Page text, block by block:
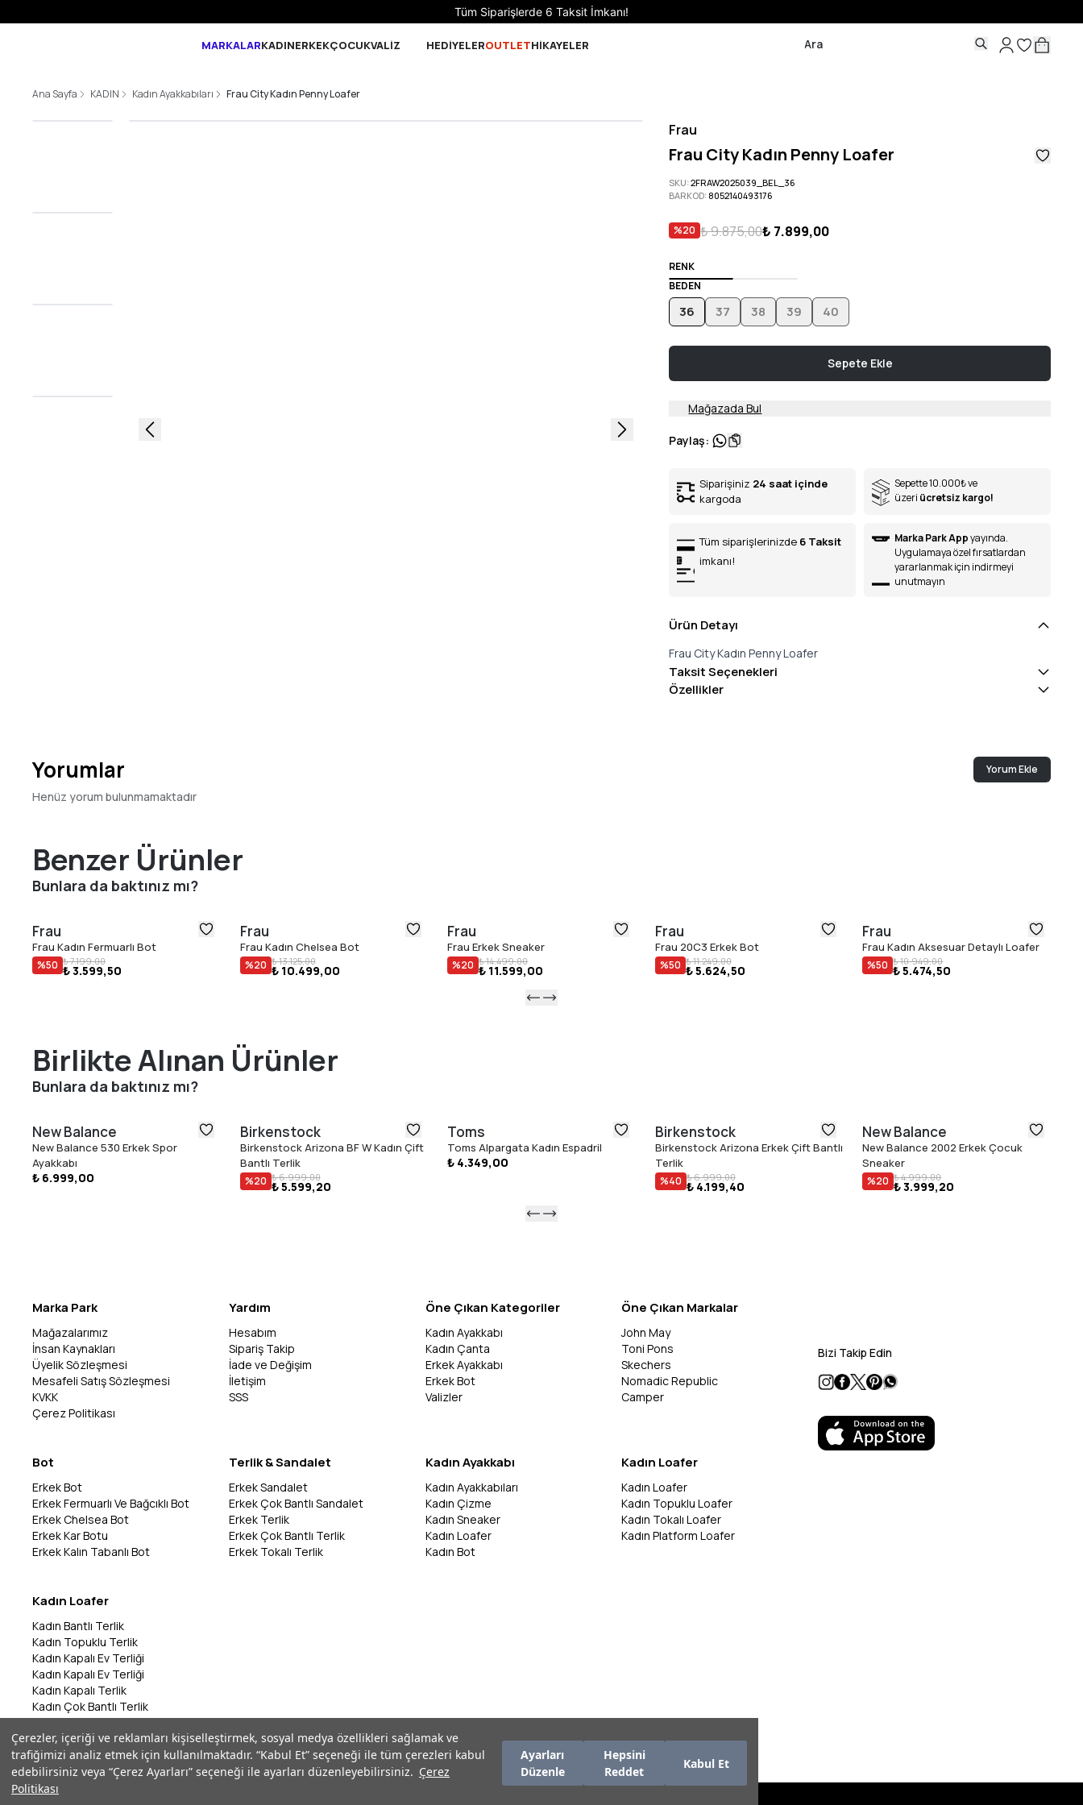
Çerezler, içeriği ve reklamları kişiselleştirmek, sosyal medya özellikleri sağlamak ve
trafiğimizi analiz etmek için kullanılmaktadır. “Kabul Et” seçeneği ile tüm çerezleri kabul
edebilirsiniz veya “Çerez Ayarları” seçeneği ile ayarları düzenleyebilirsiniz. Çerez
Politikası
Ayarları
Düzenle
Hepsini
Reddet
Kabul Et
Tüm Siparişlerde 6 Taksit İmkanı!
MARKALARKADINERKEKÇOCUKVALİZ HEDİYELEROUTLETHİKAYELER
Ana Sayfa KADIN Kadın Ayakkabıları Frau City Kadın Penny Loafer
Frau
Frau City Kadın Penny Loafer
SKU:2FRAW2025039_BEL_36
BARKOD: 8052140493176
%20 ₺ 9.875,00₺ 7.899,00
RENK
BEDEN
36 37 38 39 40
Sepete Ekle
Mağazada Bul
Paylaş:
Siparişiniz 24 saat içinde
kargoda
Sepette 10.000₺ve
üzeri ücretsiz kargo!
Tüm siparişlerinizde 6 Taksit
imkanı!
Marka Park Appyayında.
Uygulamaya özel fırsatlardan
yararlanmak için indirmeyi
unutmayın
Ürün Detayı
Frau City Kadın Penny Loafer
Taksit Seçenekleri
Özellikler
Yorumlar Yorum Ekle
Henüz yorum bulunmamaktadır
Benzer Ürünler
Bunlara da baktınız mı?
Frau
Frau Kadın Fermuarlı Bot
%50 ₺ 7.199,00
₺ 3.599,50
Frau
Frau Kadın Chelsea Bot
%20 ₺ 13.125,00
₺ 10.499,00
Frau
Frau Erkek Sneaker
%20 ₺ 14.499,00
₺ 11.599,00
Frau
Frau 20C3 Erkek Bot
%50 ₺ 11.249,00
₺ 5.624,50
Frau
Frau Kadın Aksesuar Detaylı Loafer
%50 ₺ 10.949,00
₺ 5.474,50
Birlikte Alınan Ürünler
Bunlara da baktınız mı?
New Balance
New Balance 530 Erkek Spor
Ayakkabı
₺ 6.999,00
Birkenstock
Birkenstock Arizona BF W Kadın Çift
Bantlı Terlik
%20 ₺ 6.999,00
₺ 5.599,20
Toms
Toms Alpargata Kadın Espadril
₺ 4.349,00
Birkenstock
Birkenstock Arizona Erkek Çift Bantlı
Terlik
%40 ₺ 6.999,00
₺ 4.199,40
New Balance
New Balance 2002 Erkek Çocuk
Sneaker
%20 ₺ 4.999,00
₺ 3.999,20
Marka Park
Mağazalarımız
İnsan Kaynakları
Üyelik Sözleşmesi
Mesafeli Satış Sözleşmesi
KVKK
Çerez Politikası
Yardım
Hesabım
Sipariş Takip
İade ve Değişim
İletişim
SSS
Öne Çıkan Kategoriler
Kadın Ayakkabı
Kadın Çanta
Erkek Ayakkabı
Erkek Bot
Valizler
Öne Çıkan Markalar
John May
Toni Pons
Skechers
Nomadic Republic
Camper
Bot
Erkek Bot
Erkek Fermuarlı Ve Bağcıklı Bot
Erkek Chelsea Bot
Erkek Kar Botu
Erkek Kalın Tabanlı Bot
Terlik & Sandalet
Erkek Sandalet
Erkek Çok Bantlı Sandalet
Erkek Terlik
Erkek Çok Bantlı Terlik
Erkek Tokalı Terlik
Kadın Ayakkabı
Kadın Ayakkabıları
Kadın Çizme
Kadın Sneaker
Kadın Loafer
Kadın Bot
Kadın Loafer
Kadın Loafer
Kadın Topuklu Loafer
Kadın Tokalı Loafer
Kadın Platform Loafer
Kadın Loafer
Kadın Bantlı Terlik
Kadın Topuklu Terlik
Kadın Kapalı Ev Terliği
Kadın Kapalı Ev Terliği
Kadın Kapalı Terlik
Kadın Çok Bantlı Terlik
Kadın Bantlı Terlik
Kadın Çok Bantlı Terlik
Kadın Parmak Arası Terlik
Bizi Takip Edin
©2026 Marka Park - Tüm Hakları Saklıdır | ikas E-Ticaret Altyapısı ile Hazırlanmıştır